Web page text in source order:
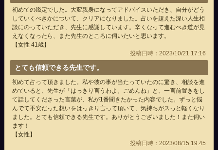
初めての鑑定でした。大変親身になってアドバイスいただき、自分がどう
していくべきかについて、クリアになりました。占いを超えた深い人生相
談にのっていただき、先生に感謝しています。辛くなって進むべき道が見
えなくなったら、また先生のところに伺いたいと思います。
【女性 41歳】
投稿日時：2023/10/21 17:16
とても信頼できる先生です。
初めて占って頂きました。私や彼の事が当たっていたのに驚き、相談を進
めていると、先生が「はっきり言うわよ。ごめんね」と、一言前置きをし
て話してくださった言葉が、私が1番聞きたかった内容でした。ずっと悩
んでて不安だった想いをはっきり言って頂いて、気持ちがスっと軽くなり
ました。とても信頼できる先生です。ありがとうございました！また伺い
ます！
【女性】
投稿日時：2023/08/15 19:45